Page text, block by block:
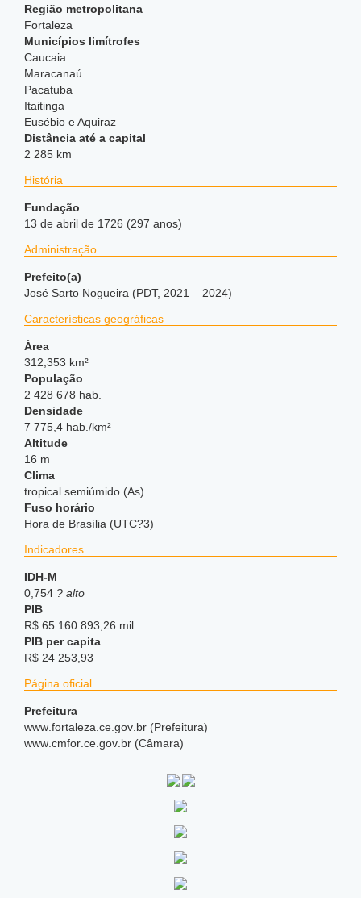
Região metropolitana
Fortaleza
Municípios limítrofes
Caucaia
Maracanaú
Pacatuba
Itaitinga
Eusébio e Aquiraz
Distância até a capital
2 285 km
História
Fundação
13 de abril de 1726 (297 anos)
Administração
Prefeito(a)
José Sarto Nogueira (PDT, 2021 – 2024)
Características geográficas
Área
312,353 km²
População
2 428 678 hab.
Densidade
7 775,4 hab./km²
Altitude
16 m
Clima
tropical semiúmido (As)
Fuso horário
Hora de Brasília (UTC?3)
Indicadores
IDH-M
0,754 ? alto
PIB
R$ 65 160 893,26 mil
PIB per capita
R$ 24 253,93
Página oficial
Prefeitura
www .fortaleza .ce .gov .br (Prefeitura)
www .cmfor .ce .gov .br (Câmara)